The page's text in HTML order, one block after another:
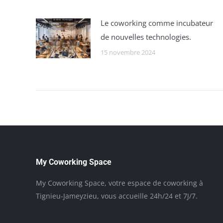
Le coworking comme incubateur
de nouvelles technologies.
15 novembre 2024
My Coworking Space
My Coworking Space, votre espace de coworking à
Tignieu-Jameyzieu, vous accueille 24h/24 et 7J/7.